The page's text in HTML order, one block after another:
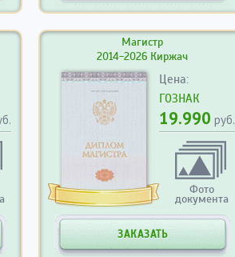
Магистр
2014-2026 Киржач
Цена:
ГОЗНАК
19.990 руб.
Фото
документа
ЗАКАЗАТЬ